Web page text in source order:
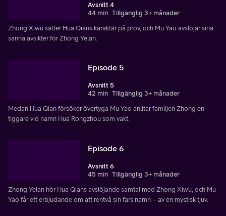
Avsnitt 4
44 min Tillgänglig 3+ månader
Zhong Xiwu sätter Hua Qians karaktär på prov, och Mu Yao avslöjar sina
sanna avsikter för Zhong Yelan.
Episode 5
Avsnitt 5
42 min Tillgänglig 3+ månader
Medan Hua Qian försöker övertyga Mu Yao anlitar familjen Zhong en
tiggare vid namn Hua Rongzhou som vakt.
Episode 6
Avsnitt 6
45 min Tillgänglig 3+ månader
Zhong Yelan hör Hua Qians avslöjande samtal med Zhong Xiwu, och Mu
Yao får ett erbjudande om att rentvå sin fars namn – av en mystisk tjuv.